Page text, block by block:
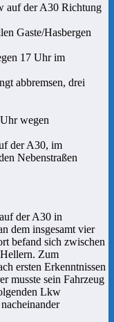
auf der A30 Richtung
Gaste/Hasbergen
17 Uhr im
abbremsen, drei
wegen
der A30, im
Nebenstraßen
der A30 in
dem insgesamt vier
befand sich zwischen
Zum
ersten Erkenntnissen
musste sein Fahrzeug
Lkw